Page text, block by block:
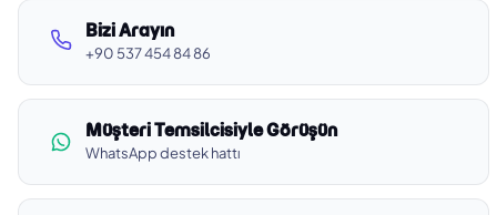
Bizi Arayın
+90 537 454 84 86
Müşteri Temsilcisiyle Görüşün
WhatsApp destek hattı